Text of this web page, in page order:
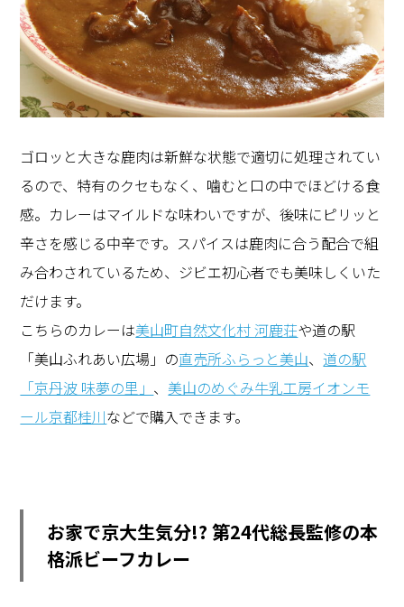
ゴロッと大きな鹿肉は新鮮な状態で適切に処理されてい
るので、特有のクセもなく、噛むと口の中でほどける食
感。カレーはマイルドな味わいですが、後味にピリッと
辛さを感じる中辛です。スパイスは鹿肉に合う配合で組
み合わされているため、ジビエ初心者でも美味しくいた
だけます。
こちらのカレーは美山町自然文化村 河鹿荘や道の駅
「美山ふれあい広場」の直売所ふらっと美山、道の駅
「京丹波 味夢の里」 、美山のめぐみ牛乳工房イオンモ
ール京都桂川などで購入できます。
お家で京大生気分!? 第24代総長監修の本
格派ビーフカレー